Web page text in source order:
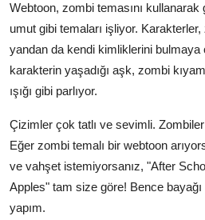
Webtoon, zombi temasını
umut gibi temaları işliyor.
yandan da kendi kimliklerini bulmaya
karakterin yaşadığı aşk, zombi
ışığı gibi parlıyor.
Çizimler çok tatlı ve sevimli.
Eğer zombi temalı bir webtoon
ve vahşet istemiyorsanız, "After
Apples" tam size göre! Bence
yapım.